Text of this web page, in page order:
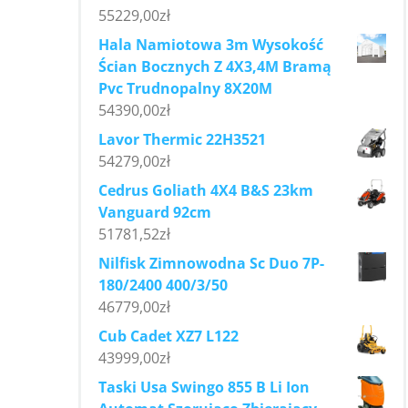
55229,00zł
Hala Namiotowa 3m Wysokość
Ścian Bocznych Z 4X3,4M Bramą
Pvc Trudnopalny 8X20M
54390,00zł
Lavor Thermic 22H3521
54279,00zł
Cedrus Goliath 4X4 B&S 23km
Vanguard 92cm
51781,52zł
Nilfisk Zimnowodna Sc Duo 7P-
180/2400 400/3/50
46779,00zł
Cub Cadet XZ7 L122
43999,00zł
Taski Usa Swingo 855 B Li Ion